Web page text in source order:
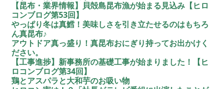
【昆布・業界情報】貝殻島昆布漁が始まる見込み【ヒロ
コンブログ第53回】
やっぱり冬は真鱈！美味しさを引き立たせるのはもちろ
ん真昆布♪
アウトドア真っ盛り！真昆布おにぎり持ってお出かけく
ださい。
【工事進捗】新事務所の基礎工事が始まりました！【ヒ
ロコンブログ第34回】
鶏とアスパラと大和芋のお吸い物